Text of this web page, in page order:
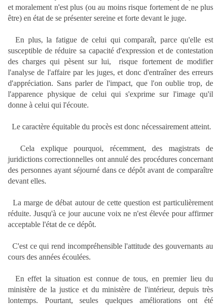
et moralement n'est plus (ou au moins risque fortement de ne plus
être) en état de se présenter sereine et forte devant le juge.
En plus, la fatigue de celui qui comparaît, parce qu'elle est
susceptible de réduire sa capacité d'expression et de contestation
des charges qui pèsent sur lui, risque fortement de modifier
l'analyse de l'affaire par les juges, et donc d'entraîner des erreurs
d'appréciation. Sans parler de l'impact, que l'on oublie trop, de
l'apparence physique de celui qui s'exprime sur l'image qu'il
donne à celui qui l'écoute.
Le caractère équitable du procès est donc nécessairement atteint.
Cela explique pourquoi, récemment, des magistrats de
juridictions correctionnelles ont annulé des procédures concernant
des personnes ayant séjourné dans ce dépôt avant de comparaître
devant elles.
La marge de débat autour de cette question est particulièrement
réduite. Jusqu'à ce jour aucune voix ne n'est élevée pour affirmer
acceptable l'état de ce dépôt.
C'est ce qui rend incompréhensible l'attitude des gouvernants au
cours des années écoulées.
En effet la situation est connue de tous, en premier lieu du
ministère de la justice et du ministère de l'intérieur, depuis très
lontemps. Pourtant, seules quelques améliorations ont été